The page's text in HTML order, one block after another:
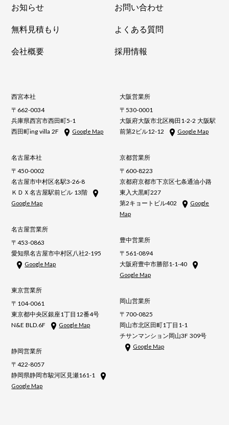
お知らせ
お問い合わせ
無料見積もり
よくある質問
会社概要
採用情報
西宮本社
〒662-0034
兵庫県西宮市西田町5-1
西田町ing villa 2F
Google Map
名古屋本社
〒450-0002
名古屋市中村区名駅3-26-8
ＫＤＸ名古屋駅前ビル 13階
Google Map
名古屋営業所
〒453-0863
愛知県名古屋市中村区八社2-195
Google Map
東京営業所
〒104-0061
東京都中央区銀座1丁目12番4号
N&E BLD.6F
Google Map
静岡営業所
〒422-8057
静岡県静岡市駿河区見瀬161-1
Google Map
大阪営業所
〒530-0001
大阪府大阪市北区梅田1-2-2 大阪駅
前第2ビル12-12
Google Map
京都営業所
〒600-8223
京都府京都市下京区七条通油小路
東入大黒町227
第2キョートビル402
Google
Map
豊中営業所
〒561-0894
大阪府豊中市勝部1-1-40
Google Map
岡山営業所
〒700-0825
岡山市北区田町1丁目1-1
チサンマンション岡山3F 309号
Google Map